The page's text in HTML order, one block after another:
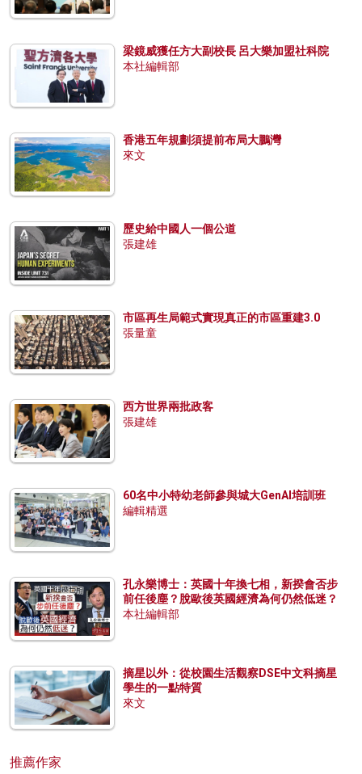
梁鏡威獲任方大副校長 呂大樂加盟社科院
本社編輯部
香港五年規劃須提前布局大鵬灣
來文
歷史給中國人一個公道
張建雄
市區再生局範式實現真正的市區重建3.0
張量童
西方世界兩批政客
張建雄
60名中小特幼老師參與城大GenAI培訓班
編輯精選
孔永樂博士：英國十年換七相，新揆會否步
前任後塵？脫歐後英國經濟為何仍然低迷？
本社編輯部
摘星以外：從校園生活觀察DSE中文科摘星
學生的一點特質
來文
推薦作家